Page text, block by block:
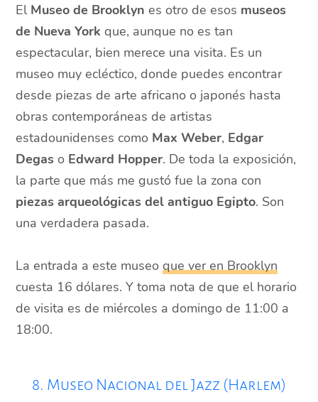
El Museo de Brooklynes otro de esos museos
de Nueva York que, aunque no es tan
espectacular, bien merece una visita. Es un
museo muy ecléctico, donde puedes encontrar
desde piezas de arte africano o japonés hasta
obras contemporáneas de artistas
estadounidenses como Max Weber, Edgar
Degas o Edward Hopper. De toda la exposición,
la parte que más me gustó fue la zona con
piezas arqueológicas del antiguo Egipto. Son
una verdadera pasada.
La entrada a este museoque ver en Brooklyn
cuesta 16 dólares. Y toma nota de que el horario
de visita es de miércoles a domingo de 11:00 a
18:00.
8. Museo Nacional del Jazz (Harlem)